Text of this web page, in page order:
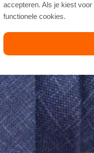
accepteren. Als je kiest voor
functionele cookies.